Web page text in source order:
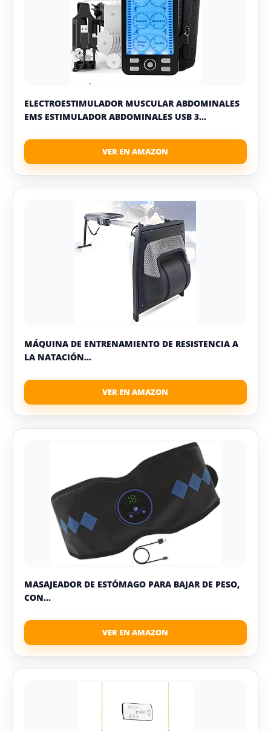
ELECTROESTIMULADOR MUSCULAR ABDOMINALES
EMS ESTIMULADOR ABDOMINALES USB 3...
MÁQUINA DE ENTRENAMIENTO DE RESISTENCIA A
LA NATACIÓN...
MASAJEADOR DE ESTÓMAGO PARA BAJAR DE PESO,
CON...